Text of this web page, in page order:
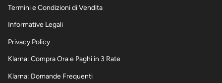
Termini e Condizioni di Vendita
Informative Legali
Privacy Policy
Klarna: Compra Ora e Paghi in 3 Rate
Klarna: Domande Frequenti